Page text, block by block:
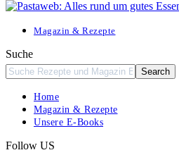
Magazin & Rezepte
Suche
Home
Magazin & Rezepte
Unsere E-Books
Follow US